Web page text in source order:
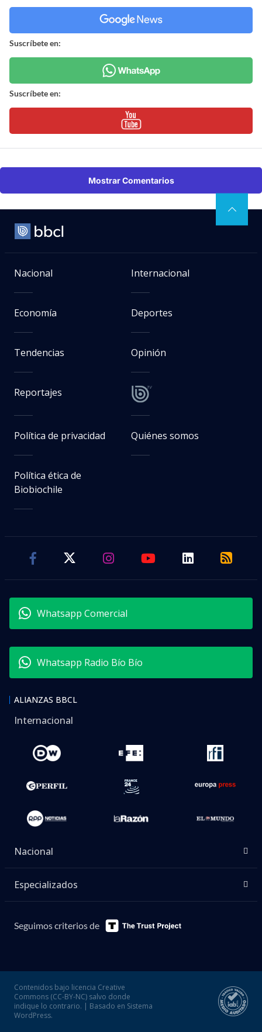
Suscríbete en:
Suscríbete en:
Mostrar Comentarios
Nacional Internacional
Economía Deportes
Tendencias Opinión
Reportajes
Política de privacidad Quiénes somos
Política ética de
Biobiochile
Whatsapp Comercial
Whatsapp Radio Bío Bío
ALIANZAS BBCL
Internacional
Nacional
Especializados
Seguimos criterios de
Contenidos bajo licencia Creative
Commons (CC-BY-NC) salvo donde
indique lo contrario. | Basado en Sistema
WordPress.